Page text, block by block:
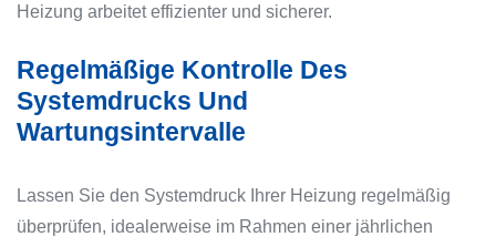
Heizung arbeitet effizienter und sicherer.
Regelmäßige Kontrolle Des
Systemdrucks Und
Wartungsintervalle
Lassen Sie den Systemdruck Ihrer Heizung regelmäßig
überprüfen, idealerweise im Rahmen einer jährlichen